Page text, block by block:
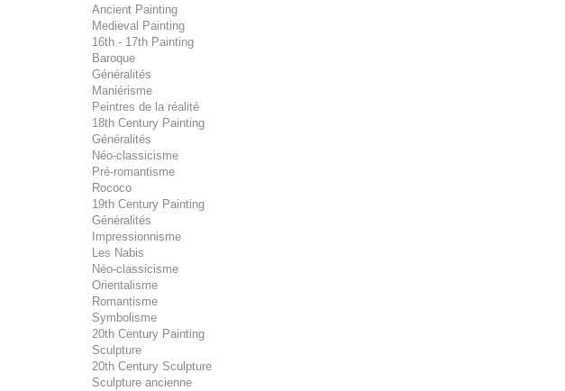
Ancient Painting
Medieval Painting
16th - 17th Painting
Baroque
Généralités
Maniérisme
Peintres de la réalité
18th Century Painting
Généralités
Néo-classicisme
Pré-romantisme
Rococo
19th Century Painting
Généralités
Impressionnisme
Les Nabis
Néo-classicisme
Orientalisme
Romantisme
Symbolisme
20th Century Painting
Sculpture
20th Century Sculpture
Sculpture ancienne